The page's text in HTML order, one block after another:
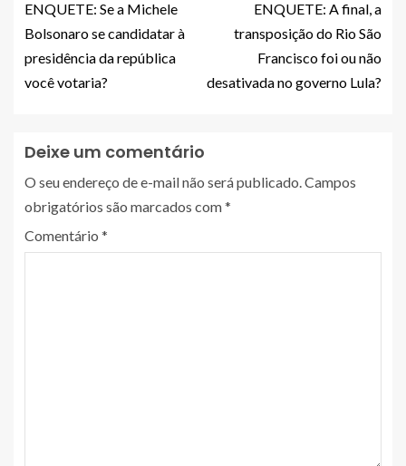
ENQUETE: Se a Michele
Bolsonaro se candidatar à
presidência da república
você votaria?
ENQUETE: A final, a
transposição do Rio São
Francisco foi ou não
desativada no governo Lula?
Deixe um comentário
O seu endereço de e-mail não será publicado. Campos
obrigatórios são marcados com*
Comentário *